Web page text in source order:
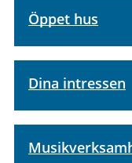
Öppet hus
Dina intressen